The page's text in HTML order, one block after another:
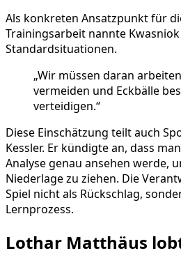
Als konkreten Ansatzpunkt für
Trainingsarbeit nannte
Standardsituationen.
„Wir müssen daran
vermeiden und Eckbälle
verteidigen.“
Diese Einschätzung teilt auch
Kessler. Er kündigte an, dass
Analyse genau ansehen werde,
Niederlage zu ziehen. Die
Spiel nicht als Rückschlag,
Lernprozess.
Lothar Matthäus